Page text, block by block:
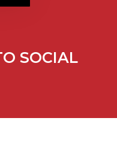
SOCIAL